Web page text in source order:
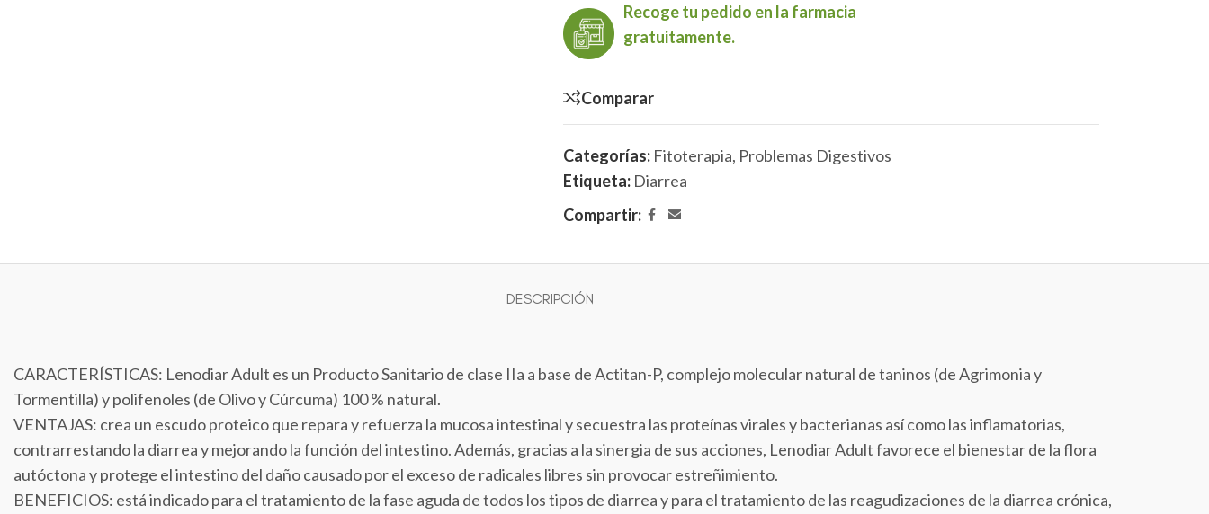
Recoge tu pedido en la farmacia
gratuitamente.
Comparar
Categorías: Fitoterapia, Problemas Digestivos
Etiqueta: Diarrea
Compartir:
DESCRIPCIÓN
CARACTERÍSTICAS: Lenodiar Adult es un Producto Sanitario de clase IIa a base de Actitan-P, complejo molecular natural de taninos (de Agrimonia y
Tormentilla) y polifenoles (de Olivo y Cúrcuma) 100 % natural.
VENTAJAS: crea un escudo proteico que repara y refuerza la mucosa intestinal y secuestra las proteínas virales y bacterianas así como las inflamatorias,
contrarrestando la diarrea y mejorando la función del intestino. Además, gracias a la sinergia de sus acciones, Lenodiar Adult favorece el bienestar de la flora
autóctona y protege el intestino del daño causado por el exceso de radicales libres sin provocar estreñimiento.
BENEFICIOS: está indicado para el tratamiento de la fase aguda de todos los tipos de diarrea y para el tratamiento de las reagudizaciones de la diarrea crónica,